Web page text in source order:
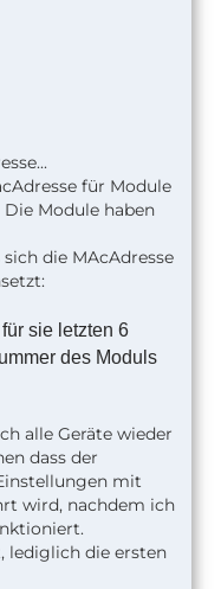
für Module
Module haben
die MAcAdresse
sie letzten 6
des Moduls
alle Geräte wieder
dass der
mit
wird, nachdem ich
lediglich die ersten